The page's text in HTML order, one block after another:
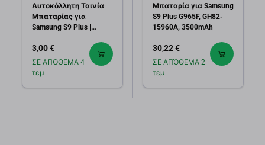
Αυτοκόλλητη Ταινία
Μπαταρίας για
Samsung S9 Plus |
3,00 €
ΣΕ ΑΠΌΘΕΜΑ 4
τεμ
Μπαταρία για Samsung
S9 Plus G965F, GH82-
15960A, 3500mAh
30,22 €
ΣΕ ΑΠΌΘΕΜΑ 2
τεμ